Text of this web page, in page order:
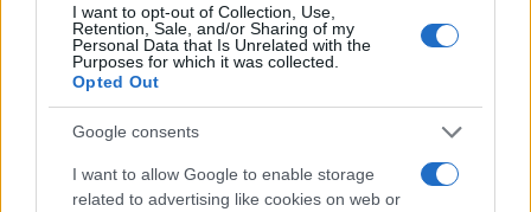
I want to opt-out of Collection, Use,
Retention, Sale, and/or Sharing of my
Personal Data that Is Unrelated with the
Purposes for which it was collected.
Opted Out
Google consents
I want to allow Google to enable storage
related to advertising like cookies on web or
Πάχος 17mm (κλειστό), 6.9mm ανοιχτό!